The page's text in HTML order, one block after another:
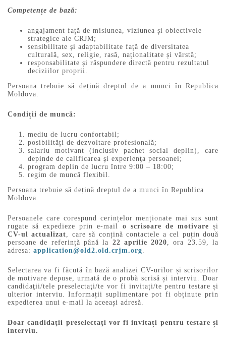
Competențe de bază:
angajament față de misiunea, viziunea și obiectivele
strategice ale CRJM;
sensibilitate şi adaptabilitate față de diversitatea
culturală, sex, religie, rasă, naționalitate și vârstă;
responsabilitate și răspundere directă pentru rezultatul
deciziilor proprii.
Persoana trebuie să dețină dreptul de a munci în Republica
Moldova.
Condiții de muncă:
mediu de lucru confortabil;
posibilități de dezvoltare profesională;
salariu motivant (inclusiv pachet social deplin), care
depinde de calificarea şi experienţa persoanei;
program deplin de lucru între 9:00 – 18:00;
regim de muncă flexibil.
Persoana trebuie să dețină dreptul de a munci în Republica
Moldova.
Persoanele care corespund cerințelor menționate mai sus sunt
rugate să expedieze prin e-mail o scrisoare de motivare și
CV-ul actualizat , care să conțină contactele a cel puțin două
persoane de referință până la 22 aprilie 2020 , ora 23.59, la
adresa: application@old2.old.crjm.org
Selectarea va fi făcută în bază analizei CV-urilor și scrisorilor
de motivare depuse, urmată de o probă scrisă și interviu. Doar
candidaţii/tele preselectaţi/te vor fi invitați/te pentru testare și
ulterior interviu. Informații suplimentare pot fi obținute prin
expedierea unui e-mail la aceeași adresă.
Doar candidaţii preselectaţi vor fi invitați pentru testare și
interviu.